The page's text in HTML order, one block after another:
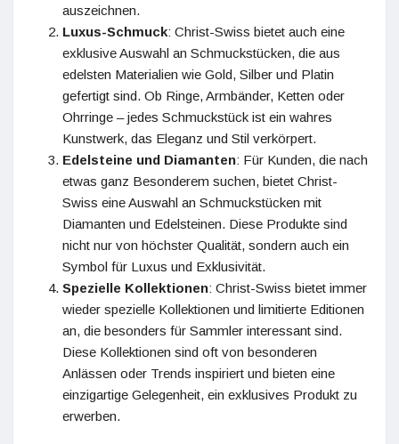
auszeichnen.
Luxus-Schmuck: Christ-Swiss bietet auch eine
exklusive Auswahl an Schmuckstücken, die aus
edelsten Materialien wie Gold, Silber und Platin
gefertigt sind. Ob Ringe, Armbänder, Ketten oder
Ohrringe – jedes Schmuckstück ist ein wahres
Kunstwerk, das Eleganz und Stil verkörpert.
Edelsteine und Diamanten: Für Kunden, die nach
etwas ganz Besonderem suchen, bietet Christ-
Swiss eine Auswahl an Schmuckstücken mit
Diamanten und Edelsteinen. Diese Produkte sind
nicht nur von höchster Qualität, sondern auch ein
Symbol für Luxus und Exklusivität.
Spezielle Kollektionen: Christ-Swiss bietet immer
wieder spezielle Kollektionen und limitierte Editionen
an, die besonders für Sammler interessant sind.
Diese Kollektionen sind oft von besonderen
Anlässen oder Trends inspiriert und bieten eine
einzigartige Gelegenheit, ein exklusives Produkt zu
erwerben.